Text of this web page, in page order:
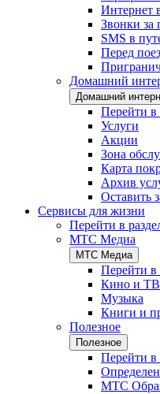
Интернет
Звонки за
SMS в
Перед
Домашний
Домашний
Перейти в
Услуги
Акции
Зона
Карта
Архив
Оставить
Сервисы для жизни
Перейти в
МТС Медиа
МТС Медиа
Перейти в
Кино и ТВ
Музыка
Книги и
Полезное
Полезное
Перейти в
МТС